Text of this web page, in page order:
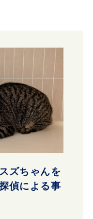
ズちゃんを
偵による事